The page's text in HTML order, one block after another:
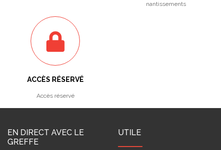
nantissements
ACCÈS RÉSERVÉ
Accès réservé
EN DIRECT AVEC LE
GREFFE
UTILE